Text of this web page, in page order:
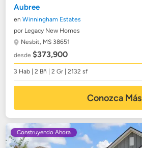
Aubree
enWinningham Estates
por Legacy New Homes
Nesbit, MS 38651
desde$373,900
3 Hab | 2 Bñ | 2 Gr | 2132 sf
Conozca Más
Construyendo Ahora